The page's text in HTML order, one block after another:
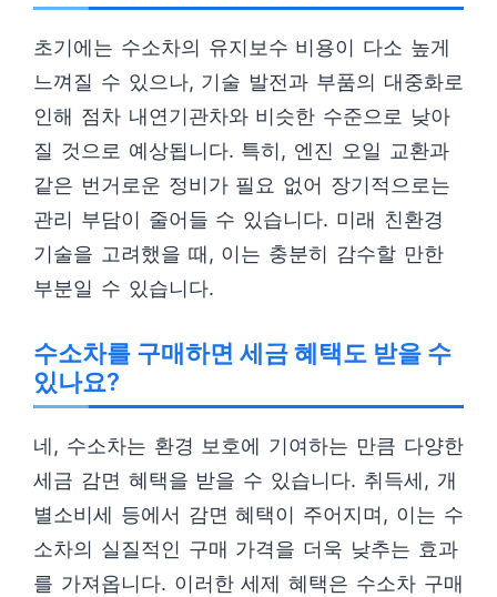
초기에는 수소차의 유지보수 비용이 다소 높게
느껴질 수 있으나, 기술 발전과 부품의 대중화로
인해 점차 내연기관차와 비슷한 수준으로 낮아
질 것으로 예상됩니다. 특히, 엔진 오일 교환과
같은 번거로운 정비가 필요 없어 장기적으로는
관리 부담이 줄어들 수 있습니다. 미래 친환경
기술을 고려했을 때, 이는 충분히 감수할 만한
부분일 수 있습니다.
수소차를 구매하면 세금 혜택도 받을 수
있나요?
네, 수소차는 환경 보호에 기여하는 만큼 다양한
세금 감면 혜택을 받을 수 있습니다. 취득세, 개
별소비세 등에서 감면 혜택이 주어지며, 이는 수
소차의 실질적인 구매 가격을 더욱 낮추는 효과
를 가져옵니다. 이러한 세제 혜택은 수소차 구매